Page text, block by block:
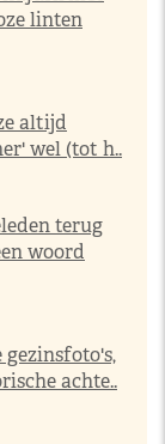
linten
altijd
wel (tot h..
terug
woord
achte..